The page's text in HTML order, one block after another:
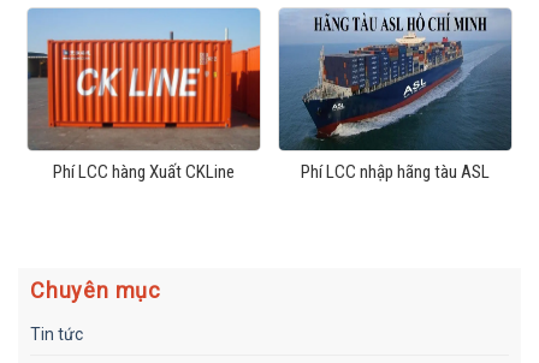
Phí LCC hàng Xuất CKLine Phí LCC nhập hãng tàu ASL
Chuyên mục
Tin tức